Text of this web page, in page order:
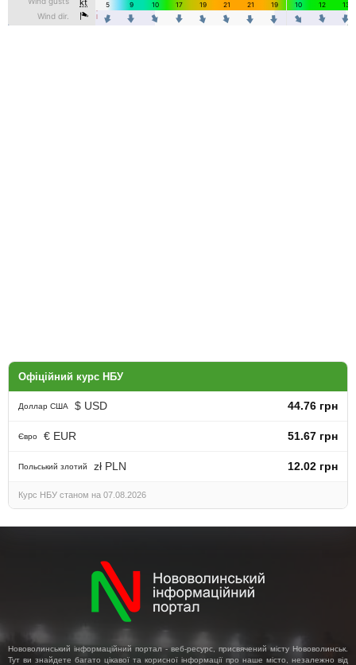
Офіційний курс НБУ
Доллар США $ USD 44.76 грн
Євро € EUR 51.67 грн
Польський злотий zł PLN 12.02 грн
Курс НБУ станом на 07.08.2026
Нововолинський інформаційний портал - веб-ресурс, присвячений місту Нововолинськ.
Тут ви знайдете багато цікавої та корисної інформації про наше місто, незалежно від